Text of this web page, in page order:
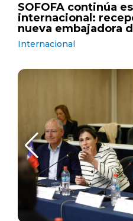
SOFOFA continúa
internacional:
nueva embajadora
Internacional